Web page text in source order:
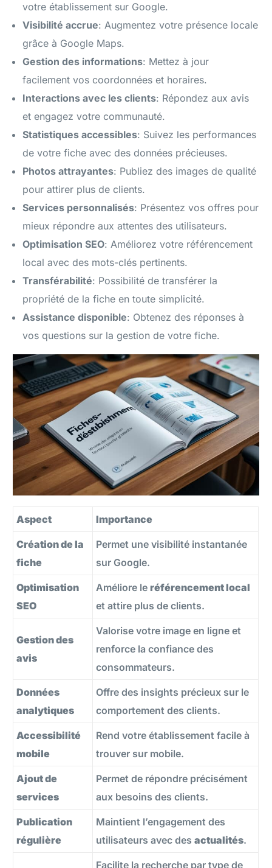
votre établissement sur Google.
Visibilité accrue: Augmentez votre présence locale
grâce à Google Maps.
Gestion des informations: Mettez à jour
facilement vos coordonnées et horaires.
Interactions avec les clients: Répondez aux avis
et engagez votre communauté.
Statistiques accessibles: Suivez les performances
de votre fiche avec des données précieuses.
Photos attrayantes: Publiez des images de qualité
pour attirer plus de clients.
Services personnalisés: Présentez vos offres pour
mieux répondre aux attentes des utilisateurs.
Optimisation SEO: Améliorez votre référencement
local avec des mots-clés pertinents.
Transférabilité: Possibilité de transférer la
propriété de la fiche en toute simplicité.
Assistance disponible: Obtenez des réponses à
vos questions sur la gestion de votre fiche.
Aspect Importance
Création de la
fiche
Permet une visibilité instantanée
sur Google.
Optimisation
SEO
Améliore leréférencement local
et attire plus de clients.
Gestion des
avis
Valorise votre image en ligne et
renforce la confiance des
consommateurs.
Données
analytiques
Offre des insights précieux sur le
comportement des clients.
Accessibilité
mobile
Rend votre établissement facile à
trouver sur mobile.
Ajout de
services
Permet de répondre précisément
aux besoins des clients.
Publication
régulière
Maintient l’engagement des
utilisateurs avec desactualités.
Facilite la recherche par type de